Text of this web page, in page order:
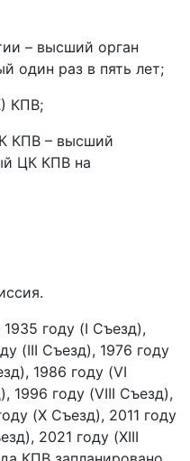
– высший орган
один раз в пять лет;
КПВ;
КПВ – высший
ЦК КПВ на
году (I Съезд),
(III Съезд), 1976 году
1986 году (VI
1996 году (VIII Съезд),
(X Съезд), 2011 году
2021 году (XIII